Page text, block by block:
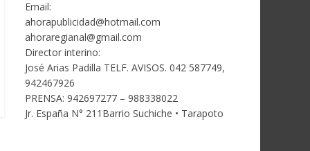
Email:
ahorapublicidad@hotmail.com
ahoraregianal@gmail.com
Director interino:
José Arias Padilla TELF. AVISOS. 042 587749,
942467926
PRENSA: 942697277 – 988338022
Jr. España N° 211Barrio Suchiche • Tarapoto